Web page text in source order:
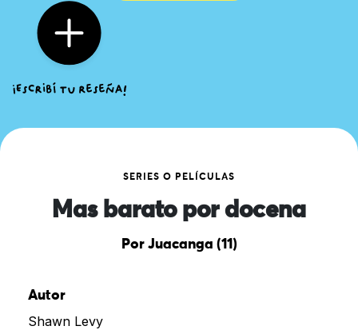
SERIES O PELÍCULAS
Mas barato por docena
Por Juacanga (11)
Autor
Shawn Levy